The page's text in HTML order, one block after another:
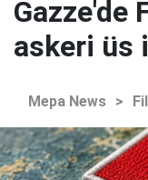
Gazze'de
askeri üs
Mepa News >